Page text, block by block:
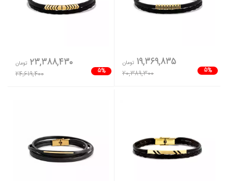
5%
19,369,835 تومان
20,389,300
5%
23,388,430 تومان
24,619,400